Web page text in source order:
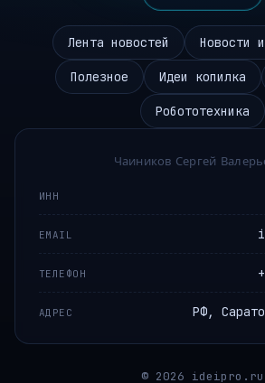
Лента новостей Новости
Полезное Идеи копилка
Робототехника
Чаиников Сергей
ИНН
EMAIL
ТЕЛЕФОН
АДРЕС РФ,
© 2026 ideipro.ru